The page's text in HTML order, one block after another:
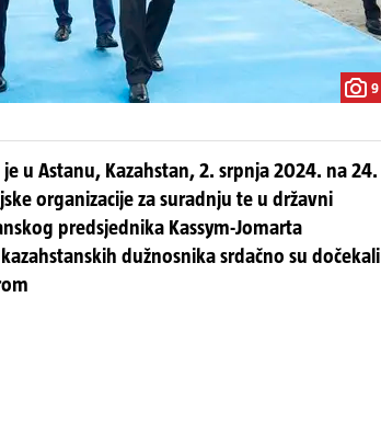
9
u Astanu, Kazahstan, 2. srpnja 2024. na 24.
organizacije za suradnju te u državni
predsjednika Kassym-Jomarta
dužnosnika srdačno su dočekali